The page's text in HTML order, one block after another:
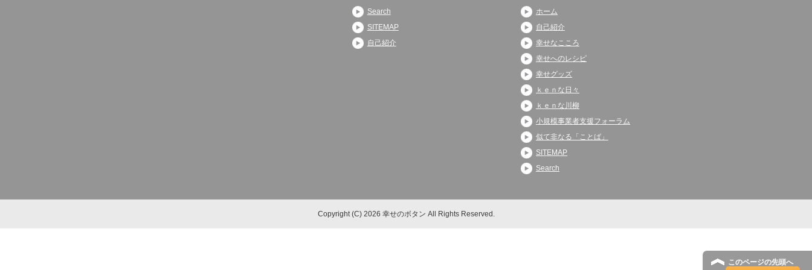
Search
SITEMAP
自己紹介
ホーム
自己紹介
幸せなこころ
幸せへのレシピ
幸せグッズ
ｋｅｎな日々
ｋｅｎな川柳
小規模事業者支援フォーラム
似て非なる「ことば」
SITEMAP
Search
Copyright (C) 2026 幸せのボタン All Rights Reserved.
このページの先頭へ